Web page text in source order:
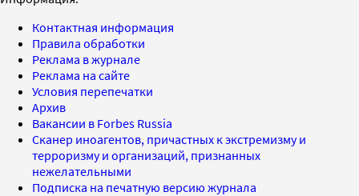
Контактная информация
Правила обработки
Реклама в журнале
Реклама на сайте
Условия перепечатки
Архив
Вакансии в Forbes Russia
Сканер иноагентов, причастных к экстремизму и
терроризму и организаций, признанных
нежелательными
Подписка на печатную версию журнала